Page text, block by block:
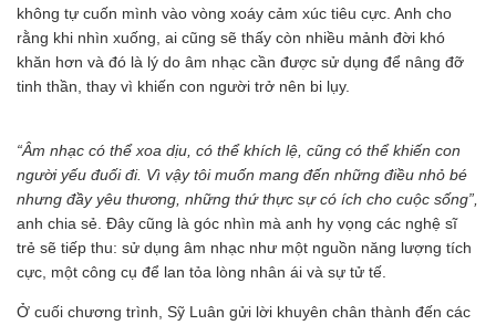
không tự cuốn mình vào vòng xoáy cảm xúc tiêu cực. Anh cho
rằng khi nhìn xuống, ai cũng sẽ thấy còn nhiều mảnh đời khó
khăn hơn và đó là lý do âm nhạc cần được sử dụng để nâng đỡ
tinh thần, thay vì khiến con người trở nên bi lụy.
“Âm nhạc có thể xoa dịu, có thể khích lệ, cũng có thể khiến con
người yếu đuối đi. Vì vậy tôi muốn mang đến những điều nhỏ bé
nhưng đầy yêu thương, những thứ thực sự có ích cho cuộc sống”,
anh chia sẻ. Đây cũng là góc nhìn mà anh hy vọng các nghệ sĩ
trẻ sẽ tiếp thu: sử dụng âm nhạc như một nguồn năng lượng tích
cực, một công cụ để lan tỏa lòng nhân ái và sự tử tế.
Ở cuối chương trình, Sỹ Luân gửi lời khuyên chân thành đến các